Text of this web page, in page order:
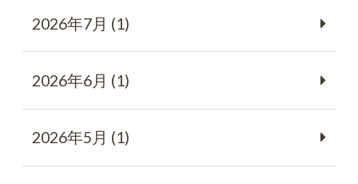
2026年7月 (1)
2026年6月 (1)
2026年5月 (1)